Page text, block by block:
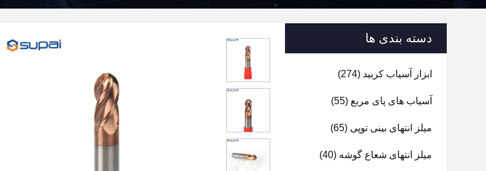
دسته بندی ها
ابزار آسیاب کربید (274)
آسیاب های پای مربع (55)
میلز انتهای بینی توپی (65)
میلز انتهای شعاع گوشه (40)